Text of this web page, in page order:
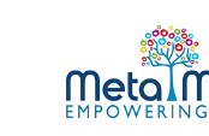
περιεχόμενο